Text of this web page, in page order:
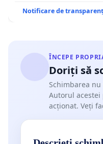
Notificare de
ÎNCEPE
Doriți să
Schimbarea
Autorul
acționat. Veți